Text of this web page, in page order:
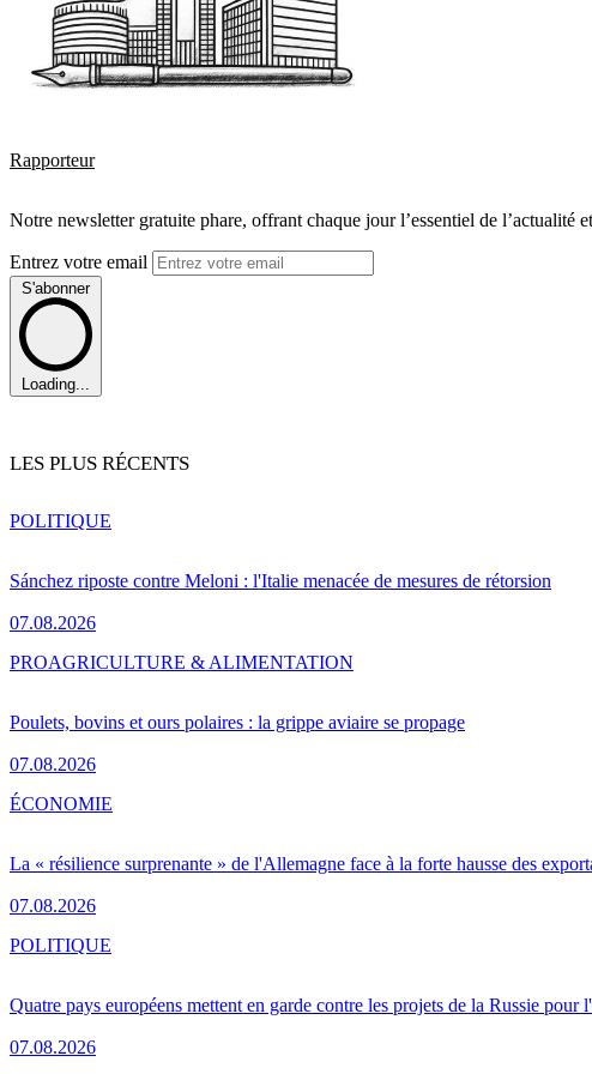
Rapporteur
Notre newsletter gratuite phare, offrant chaque jour l’essentiel de l’actualité
Entrez votre email
S'abonner
Loading...
LES PLUS RÉCENTS
Sánchez riposte contre Meloni : l'Italie menacée de mesures de rétorsion
07.08.2026
POLITIQUE
Poulets, bovins et ours polaires : la grippe aviaire se propage
07.08.2026
PROAGRICULTURE & ALIMENTATION
La « résilience surprenante » de l'Allemagne face à la forte hausse des
07.08.2026
ÉCONOMIE
Quatre pays européens mettent en garde contre les projets de la Russie pour
07.08.2026
POLITIQUE